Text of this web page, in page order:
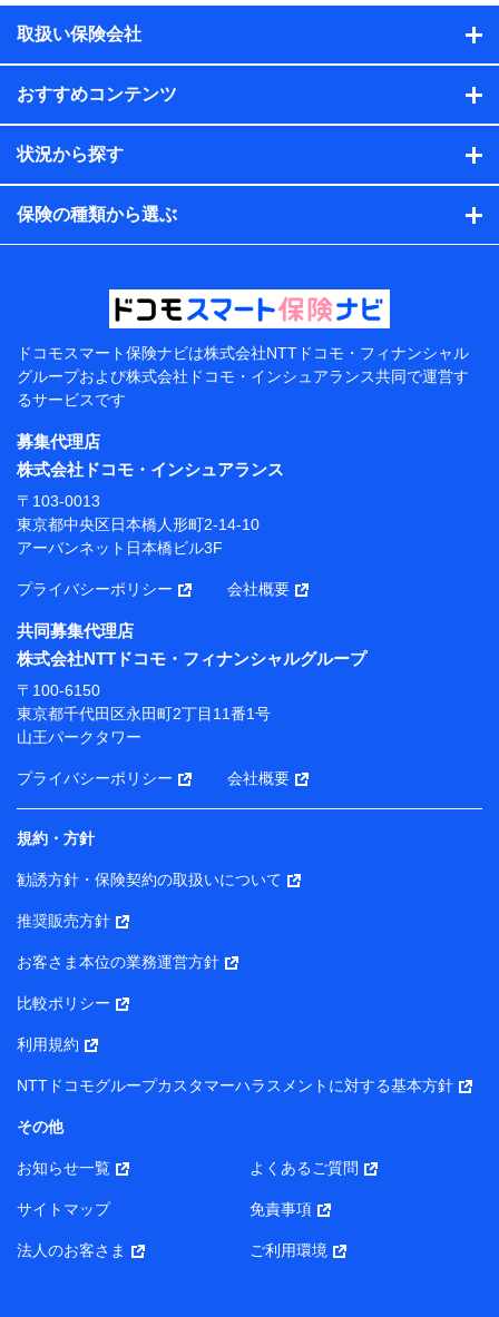
ル内容や送信履歴の情報及び保険の更改案内等を提供し
保険契約情報
当社または株式会社NTTドコモ・フィナンシャルグルー
プが取得し、又は保有する保険契約に関する情報。例と
して、保険契約者及び被保険者の氏名、住所、生年月
日、性別、保険契約者と被保険者の関係、保険加入の目
的、保険商品の内容、保険料、保険料のお支払方法、車
のメーカーや走行距離などの情報、建物の構造や築年数
などの情報、ペットの種類や年齢などの情報などが含ま
提供当事者から受領当事者が個人データを取得する方法
電子的・電磁的方法等
【共同して利用する者の範囲】
当社
株式会社NTTドコモ・フィナンシャルグループ
【利用目的】
当社または株式会社NTTドコモ・フィナンシャルグルー
プが提供する保険関連サービスにおけるユーザー登録受
付および管理のため
当社または株式会社NTTドコモ・フィナンシャルグルー
携会社の保険その他に関する情報を提供するため、また
維持管理等の委託業務遂行のため、またそれらに付帯、
関連する当社または株式会社NTTドコモ・フィナンシャ
ルグループおよび提携会社のサービスを案内、提供する
ため
（各サービスで取得したサービス利用履歴、ウェブサイ
トの閲覧履歴、購買履歴、ご契約内容等のパーソナルデ
ータを分析して、お客さまの趣味・嗜好・傾向に応じた
サービス・商品等に関するご提案や広告の配信等を行う
ことがあります。）
各種セミナーの開催のため
コンサルティングサービスの実施のため
アンケートやキャンペーン等の実施のため
上記に係る案内・手続き・管理等付帯業務を行うため
所・代表者名】
り）
株式会社NTTドコモ・フィナンシャルグループ 代表取締役
社長 廣井 孝史
東京都中央区日本橋人形町2-14-10 アーバンネット日本橋
株式会社ドコモ・インシュアランス 代表取締役社長 吉
村 忠義
また当社は、オンライン面談による保険のご相談にあたっ
取扱い保険会社
おすすめコンテンツ
状況から探す
保険の種類から選ぶ
ドコモスマート保険ナビは株式会社NTTドコモ・フィナンシャル
グループおよび株式会社ドコモ・インシュアランス共同で運営す
るサービスです
募集代理店
株式会社ドコモ・インシュアランス
〒103-0013
東京都中央区日本橋人形町2-14-10
アーバンネット日本橋ビル3F
プライバシーポリシー 会社概要
共同募集代理店
株式会社NTTドコモ・フィナンシャルグループ
〒100-6150
東京都千代田区永田町2丁目11番1号
山王パークタワー
プライバシーポリシー 会社概要
規約・方針
勧誘方針・保険契約の取扱いについて
推奨販売方針
お客さま本位の業務運営方針
比較ポリシー
利用規約
NTTドコモグループカスタマーハラスメントに対する基本方針
その他
お知らせ一覧 よくあるご質問
サイトマップ 免責事項
法人のお客さま ご利用環境